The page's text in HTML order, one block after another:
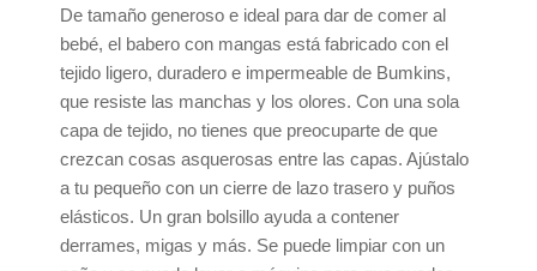
De tamaño generoso e ideal para dar de comer al
bebé, el babero con mangas está fabricado con el
tejido ligero, duradero e impermeable de Bumkins,
que resiste las manchas y los olores. Con una sola
capa de tejido, no tienes que preocuparte de que
crezcan cosas asquerosas entre las capas. Ajústalo
a tu pequeño con un cierre de lazo trasero y puños
elásticos. Un gran bolsillo ayuda a contener
derrames, migas y más. Se puede limpiar con un